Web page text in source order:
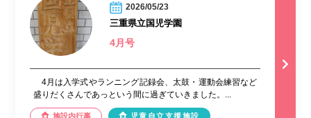
2026/05/23
三重県立国児学園
4月号
4月は入学式やランニング記録会、太鼓・運動会練習など
盛りだくさんであっという間に過ぎていきました。...
施設内行事 児童自立支援施設